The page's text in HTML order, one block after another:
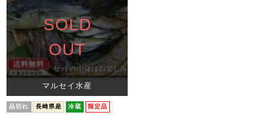
SOLD
OUT
マルセイ水産
品切れ 長崎県産 冷蔵 限定品